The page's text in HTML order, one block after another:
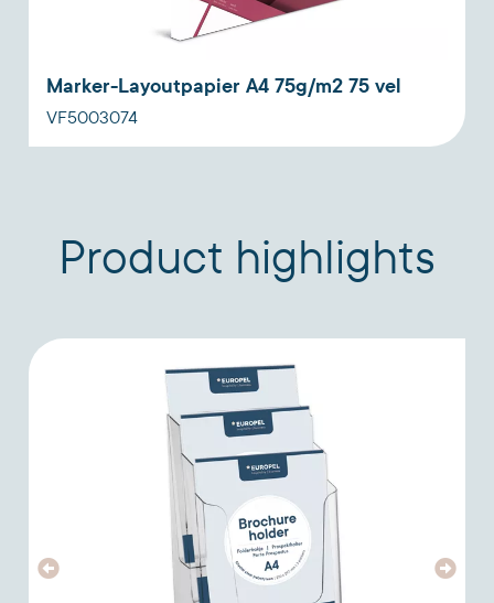
Marker-Layoutpapier A4 75g/m2 75 vel
VF5003074
Product highlights